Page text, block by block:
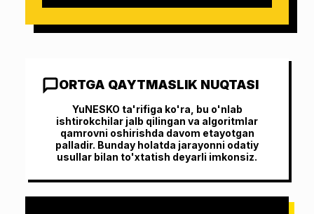
ORTGA QAYTMASLIK NUQTASI
YuNESKO ta'rifiga ko'ra, bu o'nlab
ishtirokchilar jalb qilingan va algoritmlar
qamrovni oshirishda davom etayotgan
palladir. Bunday holatda jarayonni odatiy
usullar bilan to'xtatish deyarli imkonsiz.